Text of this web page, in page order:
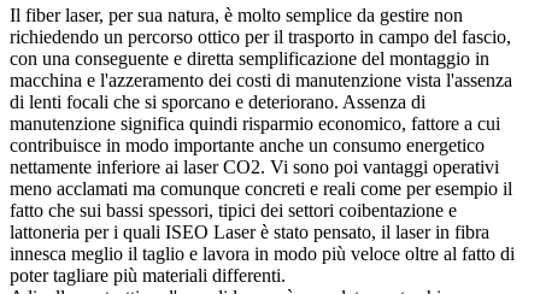
Il fiber laser, per sua natura, è molto semplice da gestire non
richiedendo un percorso ottico per il trasporto in campo del fascio,
con una conseguente e diretta semplificazione del montaggio in
macchina e l'azzeramento dei costi di manutenzione vista l'assenza
di lenti focali che si sporcano e deteriorano. Assenza di
manutenzione significa quindi risparmio economico, fattore a cui
contribuisce in modo importante anche un consumo energetico
nettamente inferiore ai laser CO2. Vi sono poi vantaggi operativi
meno acclamati ma comunque concreti e reali come per esempio il
fatto che sui bassi spessori, tipici dei settori coibentazione e
lattoneria per i quali ISEO Laser è stato pensato, il laser in fibra
innesca meglio il taglio e lavora in modo più veloce oltre al fatto di
poter tagliare più materiali differenti.